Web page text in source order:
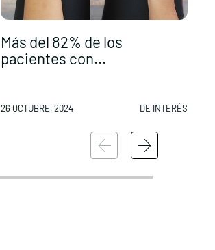
Más del 82% de los
pacientes con...
26 OCTUBRE, 2024 DE INTERÉS